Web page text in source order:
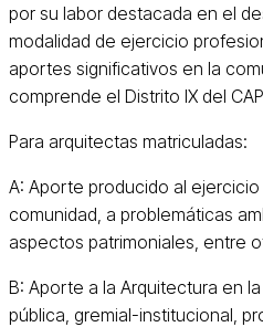
por su labor destacada en el
modalidad de ejercicio
aportes significativos en la
comprende el Distrito IX del
Para arquitectas matriculadas:
A: Aporte producido al
comunidad, a problemáticas
aspectos patrimoniales, entre
B: Aporte a la Arquitectura en
pública, gremial-institucional,